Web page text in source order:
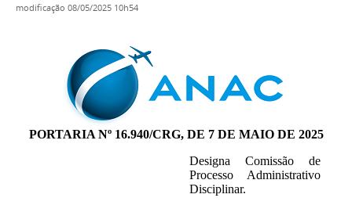
modificação 08/05/2025 10h54
PORTARIA Nº 16.940/CRG, DE 7 DE MAIO DE 2025
Designa Comissão de
Processo Administrativo
Disciplinar.